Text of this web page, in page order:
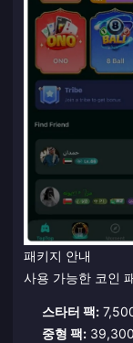
패키지 안내
사용 가능한 코인
스타터 팩:
중형 팩:39,300